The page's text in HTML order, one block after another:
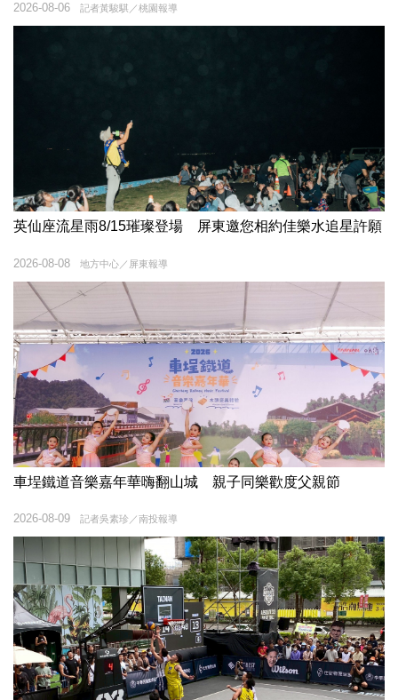
記者黃駿騏／桃園報導
2026-08-06
英仙座流星雨8/15璀璨登場 屏東邀您相約佳樂水追星許願
地方中心／屏東報導
2026-08-08
車埕鐵道音樂嘉年華嗨翻山城 親子同樂歡度父親節
記者吳素珍／南投報導
2026-08-09